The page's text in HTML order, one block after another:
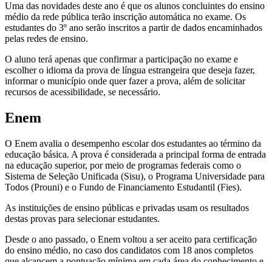
Uma das novidades deste ano é que os alunos concluintes do ensino
médio da rede pública terão inscrição automática no exame. Os
estudantes do 3º ano serão inscritos a partir de dados encaminhados
pelas redes de ensino.
O aluno terá apenas que confirmar a participação no exame e
escolher o idioma da prova de língua estrangeira que deseja fazer,
informar o município onde quer fazer a prova, além de solicitar
recursos de acessibilidade, se necessário.
Enem
O Enem avalia o desempenho escolar dos estudantes ao término da
educação básica. A prova é considerada a principal forma de entrada
na educação superior, por meio de programas federais como o
Sistema de Seleção Unificada (Sisu), o Programa Universidade para
Todos (Prouni) e o Fundo de Financiamento Estudantil (Fies).
As instituições de ensino públicas e privadas usam os resultados
destas provas para selecionar estudantes.
Desde o ano passado, o Enem voltou a ser aceito para certificação
do ensino médio, no caso dos candidatos com 18 anos completos